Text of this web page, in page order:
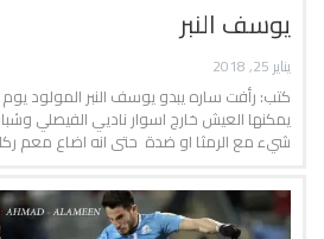
يوسف النبر
يناير 25, 2018
يمكنها العيش خارج اسوار ناديي الفيصلي
شيء مع الرمثا او ضدة حتى انه اضاع معم